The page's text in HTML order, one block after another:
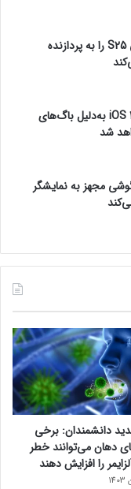
سامسونگ احتمالاً گلکسی S25 را به پردازنده
نسخه آزمایشی عمومی iOS 16 به‌دلیل باگ‌های
شد
مجهز به نمایشگر
دانشمندان: برخی
دهان می‌توانند خطر
را افزایش دهند